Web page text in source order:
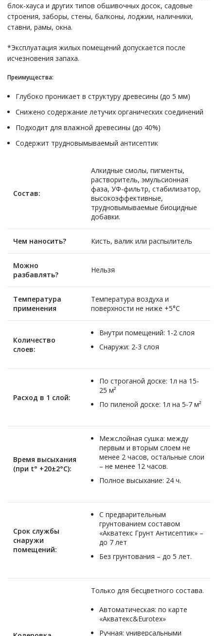
блок-хауса и других типов обшивочных досок, садовые
строения, заборы, стены, балконы, лоджии, наличники,
ставни, рамы, окна.
*Эксплуатация жилых помещений допускается после
исчезновения запаха.
Преимущества:
Глубоко проникает в структуру древесины (до 5 мм)
Снижено содержание летучих органических соединений
Подходит для влажной древесины (до 40%)
Содержит трудновымываемый антисептик
Состав:
Алкидные смолы, пигменты,
растворитель, эмульсионная
фаза, УФ-фильтр, стабилизатор,
высокоэффективные,
трудновымываемые биоцидные
добавки.
Чем наносить? Кисть, валик или распылитель
Можно
разбавлять?
Нельзя
Температура
применения
Температура воздуха и
поверхности не ниже +5°C
Количество
слоев:
Внутри помещений: 1-2 слоя
Снаружи: 2-3 слоя
Расход в 1 слой:
По строганой доске: 1л на 15-
25 м²
По пиленой доске: 1л на 5-7 м²
Время высыхания
(при t° +20±2°C):
Межслойная сушка: между
первым и вторым слоем не
менее 2 часов, остальные слои
– не менее 12 часов.
Полное высыхание: 24 ч.
Срок службы
снаружи
помещений:
С предварительным
грунтованием составом
«Акватекс Грунт Антисептик» –
до 7 лет
Без грунтования – до 5 лет.
Только для бесцветного состава.
Автоматическая: по карте
«Акватекс&Eurotex»
Ручная: универсальными